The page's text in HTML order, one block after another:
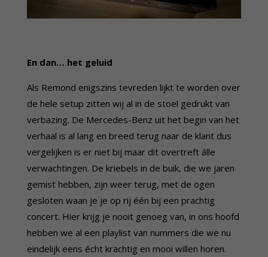
En dan… het geluid
Als Remond enigszins tevreden lijkt te worden over
de hele setup zitten wij al in de stoel gedrukt van
verbazing. De Mercedes-Benz uit het begin van het
verhaal is al lang en breed terug naar de klant dus
vergelijken is er niet bij maar dit overtreft álle
verwachtingen. De kriebels in de buik, die we jaren
gemist hebben, zijn weer terug, met de ogen
gesloten waan je je op rij één bij een prachtig
concert. Hier krijg je nooit genoeg van, in ons hoofd
hebben we al een playlist van nummers die we nu
eindelijk eens écht krachtig en mooi willen horen.